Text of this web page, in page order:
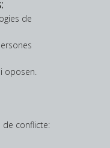
de
oposen.
de conflicte: